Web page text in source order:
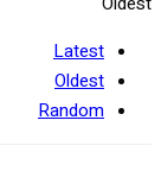
Latest
Oldest
Random